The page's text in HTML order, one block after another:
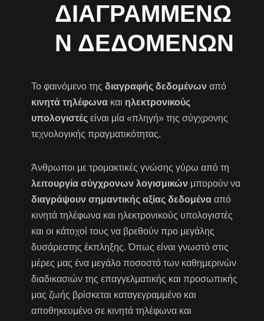
ΔΙΑΓΡΑΜΜΈΝΩ
Ν ΔΕΔΟΜΈΝΩΝ
Το φαινόμενο τηςδιαγραφής δεδομένων από
κινητά τηλέφωνα και ηλεκτρονικούς
υπολογιστές είναι μία «πληγή» της σύγχρονης
τεχνολογικής πραγματικότητας.
Άνθρωποι με τρομακτικές γνώσης γύρω από τη
λειτουργία σύγχρονων λογισμικών μπορούν να
διαγράψουν σημαντικής αξίας δεδομένα από
κινητά τηλέφωνα και ηλεκτρονικούς υπολογιστές
και οι κάτοχοί τους να βρεθούν προ μεγάλης
δυσάρεστης έκπληξης. Όπως είναι γνωστό στις
μέρες μας ένα μεγάλο ποσοστό των καθημερινών
διαδικασιών της επαγγελματικής και προσωπικής
μας ζωής βρίσκεται καταγεγραμμένο και
αποθηκευμένο σε κινητά τηλέφωνα και